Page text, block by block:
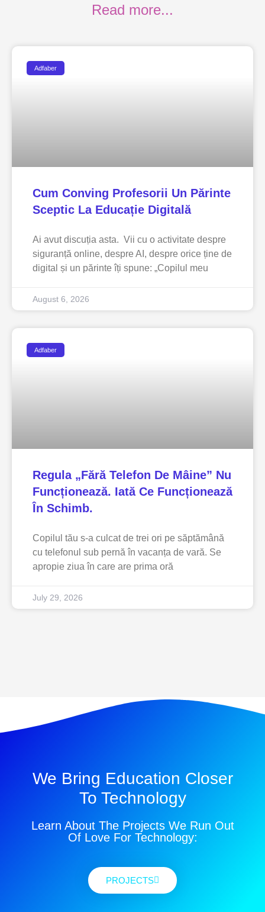
Read more...
Adfaber
Cum Conving Profesorii Un Părinte
Sceptic La Educație Digitală
Ai avut discuția asta. Vii cu o activitate despre
siguranță online, despre AI, despre orice ține de
digital și un părinte îți spune: „Copilul meu
August 6, 2026
Adfaber
Regula „fără Telefon De Mâine” Nu
Funcționează. Iată Ce Funcționează
În Schimb.
Copilul tău s-a culcat de trei ori pe săptămână
cu telefonul sub pernă în vacanța de vară. Se
apropie ziua în care are prima oră
July 29, 2026
We Bring Education Closer
To Technology
Learn About The Projects We Run Out
Of Love For Technology:
PROJECTS